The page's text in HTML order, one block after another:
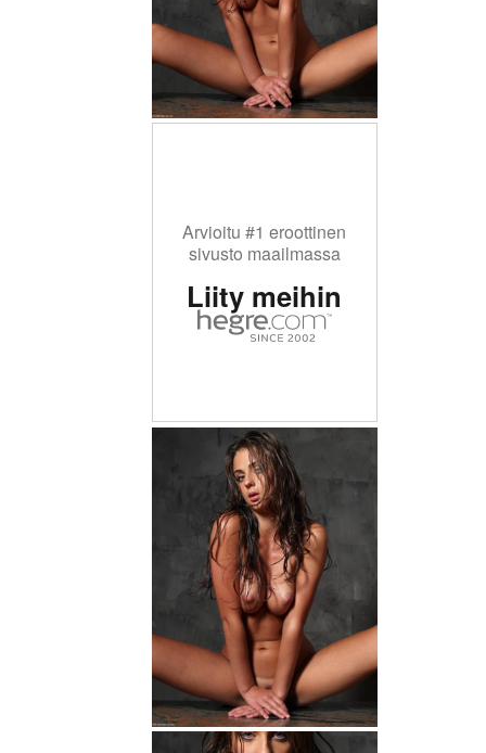
Arvioitu #1 eroottinen
sivusto maailmassa
Liity meihin